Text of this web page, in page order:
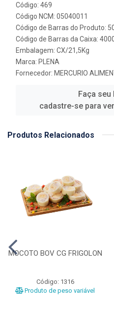
Código: 469
Código NCM: 05040011
Código de Barras do Produto:
Código de Barras da Caixa:
Embalagem: CX/21,5Kg
Marca: PLENA
Fornecedor: MERCURIO
Faça seu
cadastre-se para
Produtos Relacionados
MOCOTO BOV CG FRIGOLON
Código: 1316
Produto de peso variável